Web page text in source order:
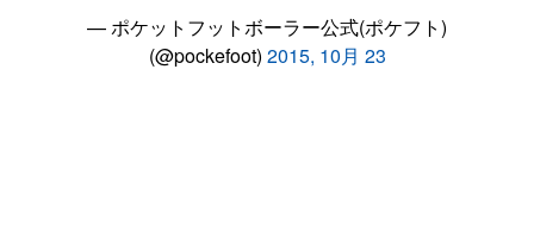
— ポケットフットボーラー公式(ポケフト)
(@pockefoot) 2015, 10月 23